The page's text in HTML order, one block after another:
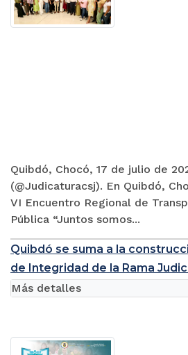
Quibdó, Chocó, 17 de julio de
(@Judicaturacsj). En Quibdó,
VI Encuentro Regional de
Pública “Juntos somos...
Quibdó se suma a la
de Integridad de la Rama
Más detalles